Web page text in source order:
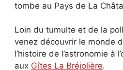
tombe au Pays de La
Loin du tumulte et de la
venez découvrir le monde
l’histoire de l’astronomie à
aux Gîtes La Bréjolière.